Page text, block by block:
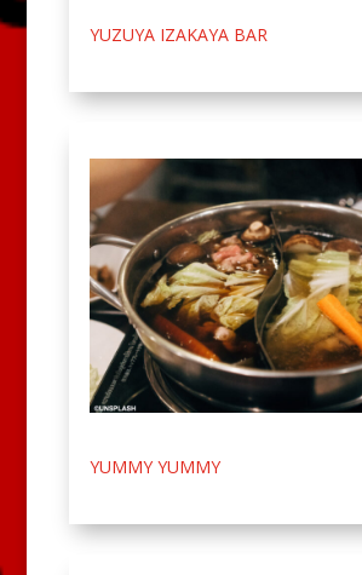
YUZUYA IZAKAYA BAR
YUMMY YUMMY